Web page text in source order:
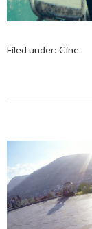
Filed under: Cine